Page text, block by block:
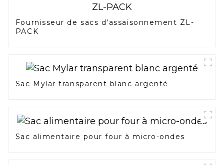
Fournisseur de sacs d'assaisonnement ZL-
PACK
Sac Mylar transparent blanc argenté
Sac alimentaire pour four à micro-ondes